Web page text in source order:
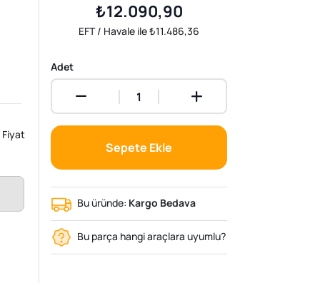
Fiyat
₺12.090,90
EFT / Havale ile ₺11.486,36
Adet
Sepete Ekle
Bu üründe: Kargo Bedava
Bu parça hangi araçlara uyumlu?